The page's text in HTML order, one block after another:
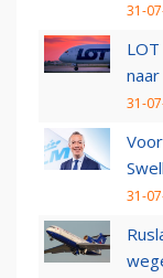
31-
31-
31-